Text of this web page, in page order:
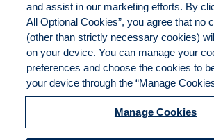
DisclaimerLegal Notices Your Privacy Rights
Do Not Sell/Share/Limit DisclosureManage
Commitment to EEO
and assist in our marketing efforts. By
All Optional Cookies”, you agree that no
(other than strictly necessary cookies)
on your device. You can manage your
preferences and choose the cookies to
your device through the “Manage
Manage Cookies